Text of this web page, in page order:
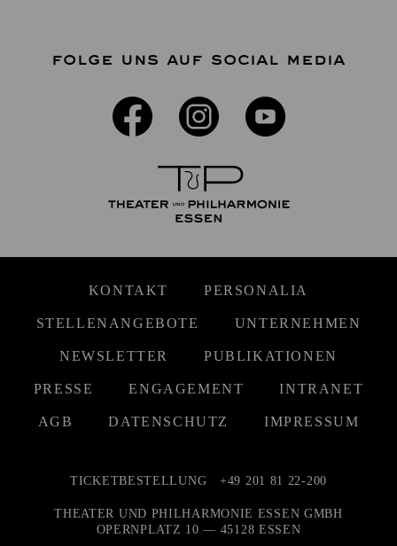
FOLGE UNS AUF SOCIAL MEDIA
KONTAKT PERSONALIA
STELLENANGEBOTE UNTERNEHMEN
NEWSLETTER PUBLIKATIONEN
PRESSE ENGAGEMENT INTRANET
AGB DATENSCHUTZ IMPRESSUM
TICKETBESTELLUNG +49 201 81 22-200
THEATER UND PHILHARMONIE ESSEN GMBH
OPERNPLATZ 10 — 45128 ESSEN